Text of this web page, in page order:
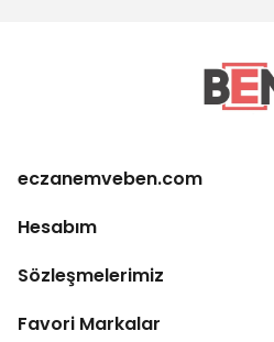
eczanemveben.com
Hesabım
Sözleşmelerimiz
Favori Markalar